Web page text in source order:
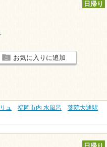
日帰り
お気に入りに追加
ュ 福岡市内 水風呂
薬院大通駅